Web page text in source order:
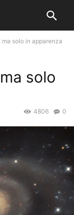
ma solo in apparenza
solo
0
4806